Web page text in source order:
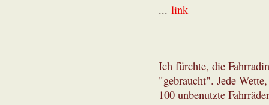
... link
Ich fürchte, die
"gebraucht". Jede
100 unbenutzte